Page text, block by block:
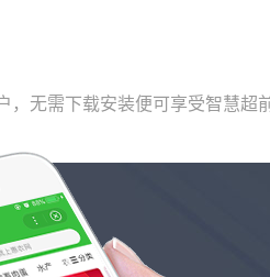
，无需下载安装便可享受智慧超